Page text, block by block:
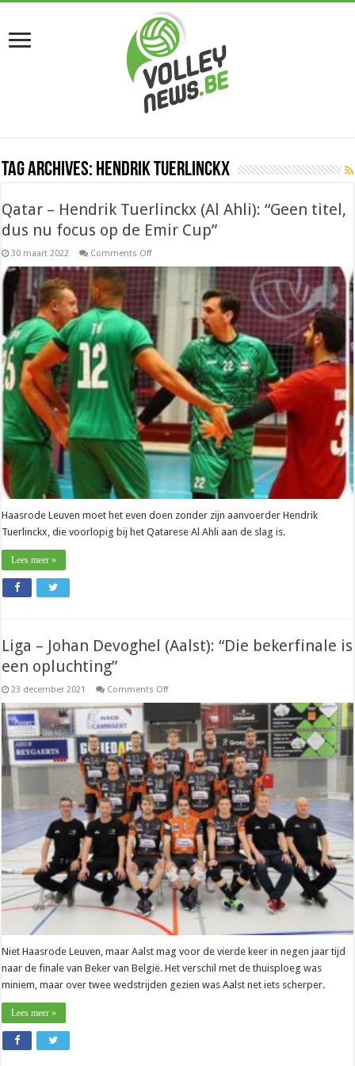
Tag Archives: hendrik tuerlinckx
Qatar – Hendrik Tuerlinckx (Al Ahli): “Geen titel,
dus nu focus op de Emir Cup”
30 maart 2022 Comments Offon
Hendrik
Tuerlinckx
Ahli):
titel,
dus
nu
focus
op
de
Emir
Cup”
Haasrode Leuven moet het even doen zonder zijn aanvoerder Hendrik
Tuerlinckx, die voorlopig bij het Qatarese Al Ahli aan de slag is.
Lees meer »
Liga – Johan Devoghel (Aalst): “Die bekerfinale is
een opluchting”
23 december 2021 Comments Offon
Johan
Devoghel
(Aalst):
“Die
bekerfinale
is
een
opluchting”
Niet Haasrode Leuven, maar Aalst mag voor de vierde keer in negen jaar tijd
naar de finale van Beker van België. Het verschil met de thuisploeg was
miniem, maar over twee wedstrijden gezien was Aalst net iets scherper.
Lees meer »